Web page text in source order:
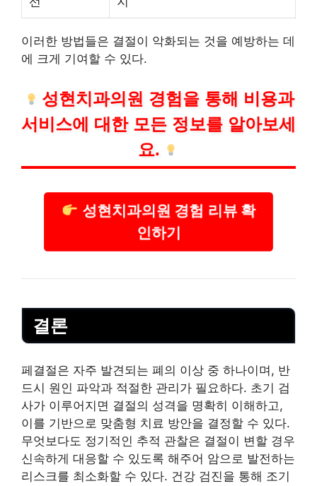
이러한 방법들은 결절이 악화되는 것을 예방하는 데
에 크게 기여할 수 있다.
성현치과의원 경험을 통해 비용과
서비스에 대한 모든 정보를 알아보세
요.
성현치과의원 경험 리뷰 확
인하기
결론
페결절은 자주 발견되는 폐의 이상 중 하나이며, 반
드시 원인 파악과 적절한 관리가 필요하다. 초기 검
사가 이루어지면 결절의 성격을 명확히 이해하고,
이를 기반으로 맞춤형 치료 방안을 결정할 수 있다.
무엇보다도 정기적인 추적 관찰은 결절이 변할 경우
신속하게 대응할 수 있도록 해주어 암으로 발전하는
리스크를 최소화할 수 있다. 건강 검진을 통해 조기